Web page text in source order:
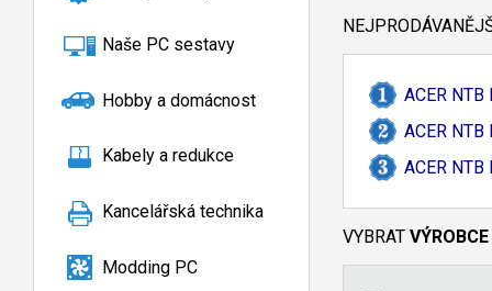
Naše PC sestavy
Hobby a domácnost
Kabely a redukce
Kancelářská technika
Modding PC
ACER
ACER
ACER
VYBRAT VÝROBCE